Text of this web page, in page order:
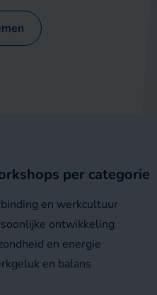
per categorie
en werkcultuur
ontwikkeling
en energie
en balans